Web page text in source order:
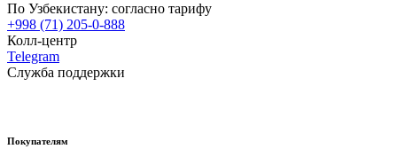
По Узбекистану: согласно тарифу
+998 (71) 205-0-888
Колл-центр
Telegram
Служба поддержки
Покупателям